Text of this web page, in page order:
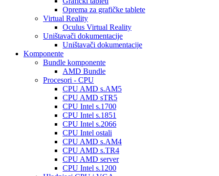
Oprema za grafičke tablete
Virtual Reality
Oculus Virtual Reality
Uništavači dokumentacije
Uništavači dokumentacije
Komponente
Bundle komponente
AMD Bundle
Procesori - CPU
CPU AMD s.AM5
CPU AMD sTR5
CPU Intel s.1700
CPU Intel s.1851
CPU Intel s.2066
CPU Intel ostali
CPU AMD s.AM4
CPU AMD s.TR4
CPU AMD server
CPU Intel s.1200